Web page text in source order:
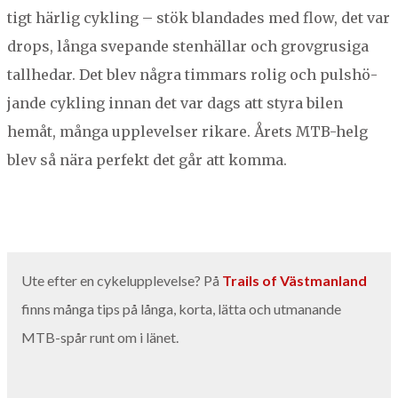
tigt härlig cyk­ling – stök blandades med flow, det var
drops, lån­ga svepande sten­häl­lar och grov­grusi­ga
tall­hedar. Det blev några tim­mars rolig och pul­shö­
jande cyk­ling innan det var dags att styra bilen
hemåt, mån­ga upplevelser rikare. Årets MTB-helg
blev så nära per­fekt det går att komma.
Ute efter en cykelup­plevelse? På Trails of Väst­man­land
finns mån­ga tips på lån­ga, kor­ta, lät­ta och utmanande
MTB-spår runt om i länet.